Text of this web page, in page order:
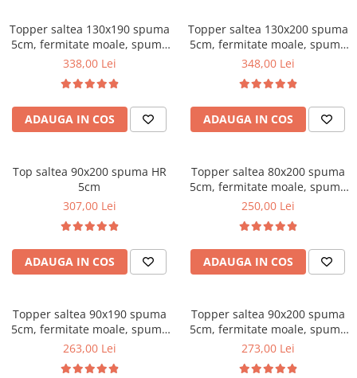
Saltele cu arcuri impachetate
individual
Saltele Memory Pocket
Saltele Memory Foam
Saltele Memory Pocket
Saltele cu plasa arcuri
Saltele cu spuma
Saltele cu spuma poliuretanica
Saltele Latex
Saltele 140x200
Saltele 180x200
Top saltele
Top saltele 5 cm
Paturi
Seturi de pat si saltea
Masute de toaleta
Mobilier living
Scaune pentru living
Comode living
Set mese plus scaune
Mobilier birou
Scaune ergonomice
Etajere Birou
Birouri
Scaune pentru birou
Scaune pentru vizitatori
Scaune manager
Scaune birou
Scaune profesionale
Scaune resigilate
Scaune conferinta
Scaune terasa si outdoor
Topper saltea 130x190 spuma
5cm, fermitate moale, spuma
poliuretanica, husa fixa
338,00 Lei
ADAUGA IN COS
Topper saltea 130x200 spuma
5cm, fermitate moale, spuma
poliuretanica, husa fixa
348,00 Lei
ADAUGA IN COS
Top saltea 90x200 spuma HR
5cm
307,00 Lei
ADAUGA IN COS
Topper saltea 80x200 spuma
5cm, fermitate moale, spuma
poliuretanica, husa fixa
250,00 Lei
ADAUGA IN COS
Topper saltea 90x190 spuma
5cm, fermitate moale, spuma
poliuretanica, husa fixa
263,00 Lei
Topper saltea 90x200 spuma
5cm, fermitate moale, spuma
poliuretanica, husa fixa
273,00 Lei